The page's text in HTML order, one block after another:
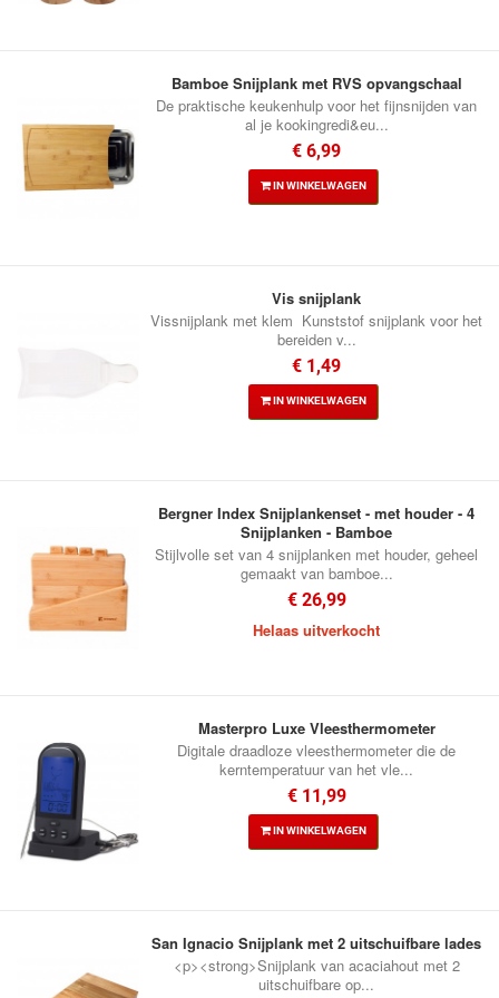
Bamboe Snijplank met RVS opvangschaal
De praktische keukenhulp voor het fijnsnijden van
al je kookingredi&eu...
€ 6,99
IN WINKELWAGEN
Vis snijplank
Vissnijplank met klem Kunststof snijplank voor het
bereiden v...
€ 1,49
IN WINKELWAGEN
Bergner Index Snijplankenset - met houder - 4
Snijplanken - Bamboe
Stijlvolle set van 4 snijplanken met houder, geheel
gemaakt van bamboe...
€ 26,99
Helaas uitverkocht
Masterpro Luxe Vleesthermometer
Digitale draadloze vleesthermometer die de
kerntemperatuur van het vle...
€ 11,99
IN WINKELWAGEN
San Ignacio Snijplank met 2 uitschuifbare lades
<p><strong>Snijplank van acaciahout met 2
uitschuifbare op...